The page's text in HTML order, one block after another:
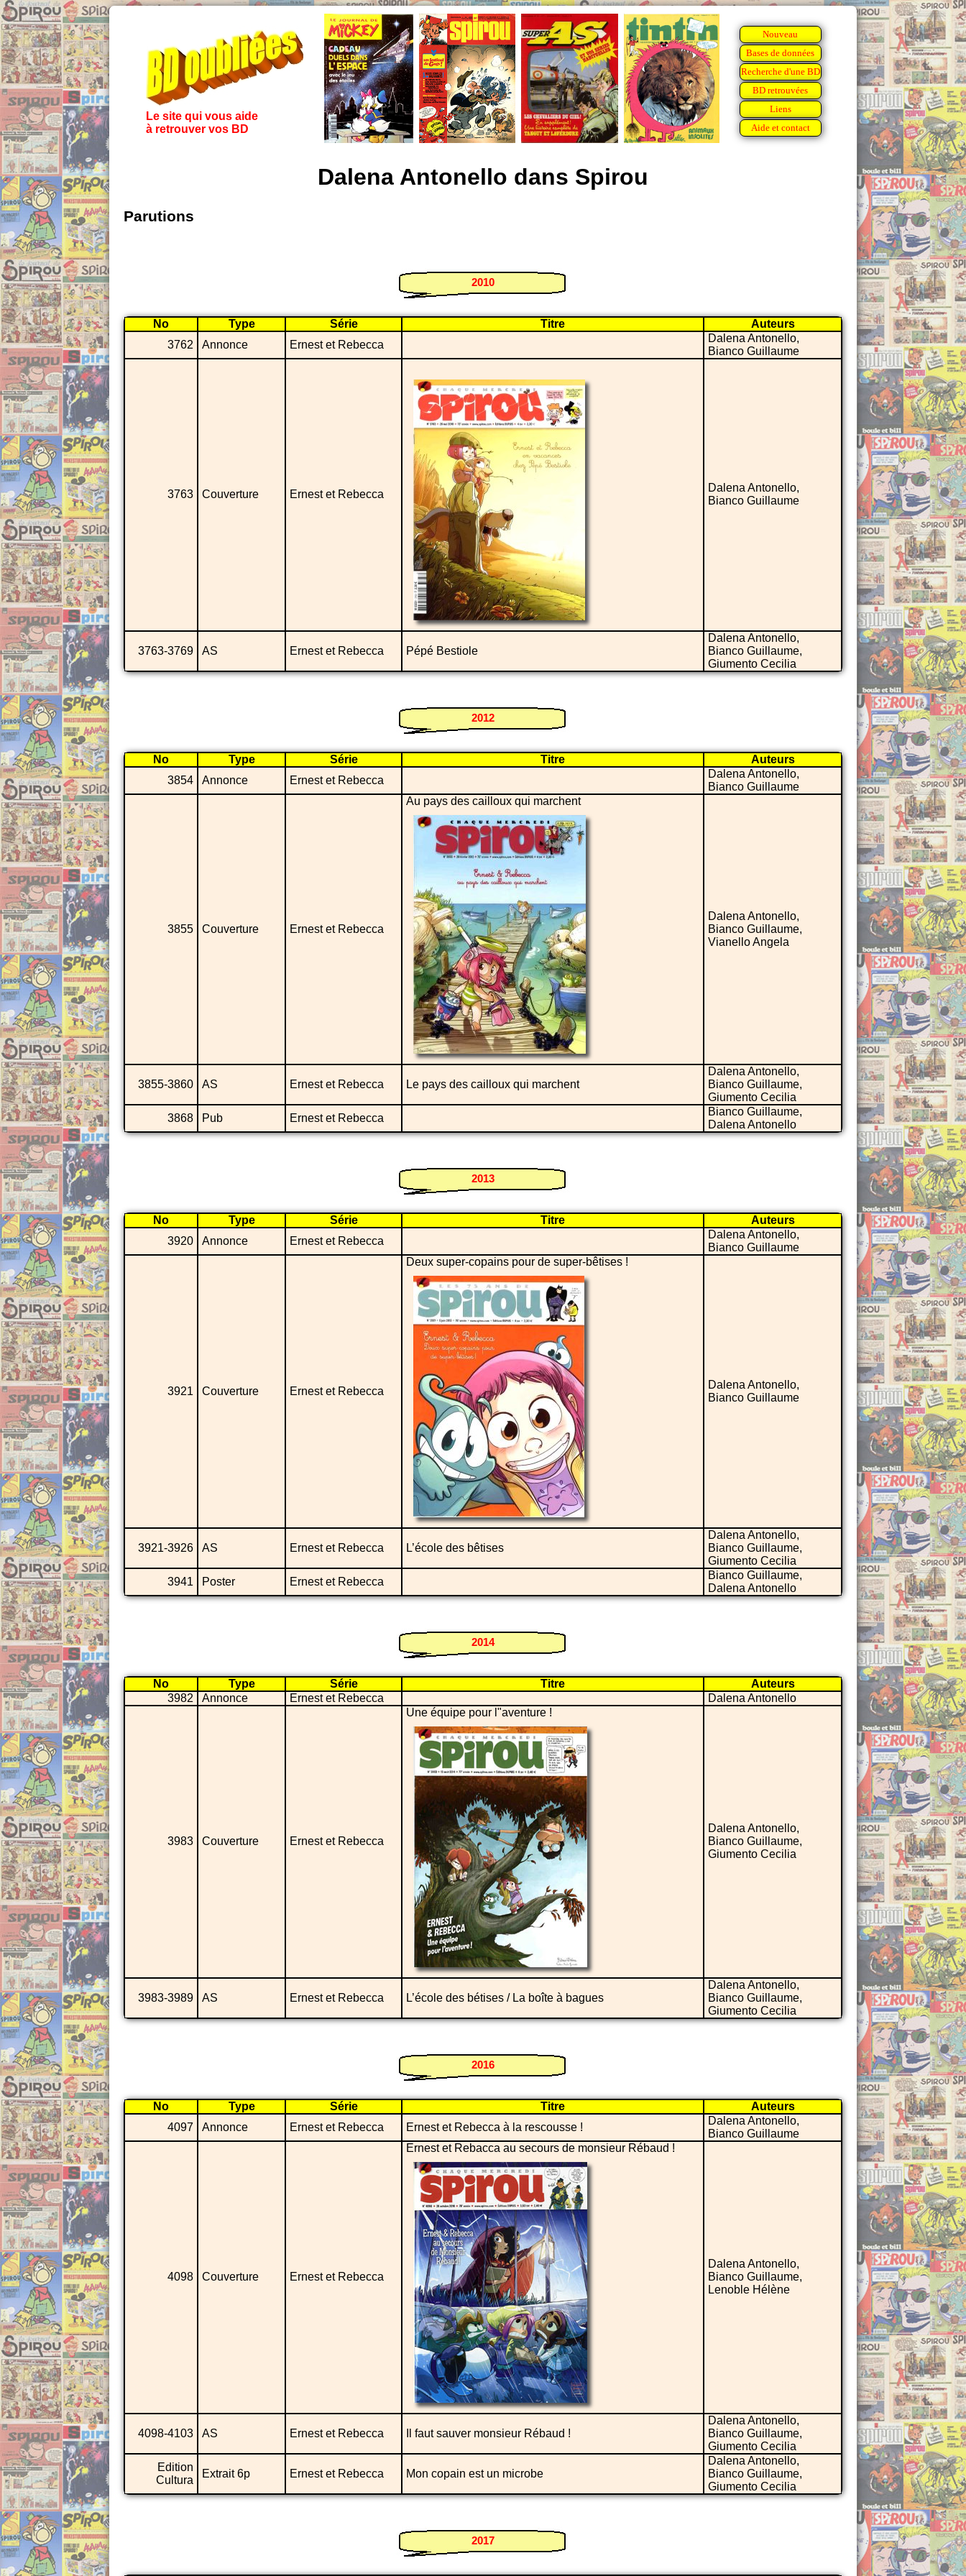
Le site qui vous aide
à retrouver vos BD
Nouveau
Bases de données
Recherche d'une BD
BD retrouvées
Liens
Aide et contact
Dalena Antonello dans Spirou
Parutions
2010
No Type Série Titre
Auteurs
3762
Annonce Ernest et Rebecca
Dalena Antonello,
Bianco Guillaume
3763 Couverture Ernest et Rebecca
Dalena Antonello,
Bianco Guillaume
3763-3769 AS Ernest et Rebecca Pépé Bestiole
Dalena Antonello,
Bianco Guillaume,
Giumento Cecilia
2012
No Type Série Titre
Auteurs
3854
Annonce Ernest et Rebecca
Dalena Antonello,
Bianco Guillaume
3855 Couverture Ernest et Rebecca
Au pays des cailloux qui marchent
Dalena Antonello,
Bianco Guillaume,
Vianello Angela
3855-3860 AS Ernest et Rebecca Le pays des cailloux qui marchent
Dalena Antonello,
Bianco Guillaume,
Giumento Cecilia
3868
Pub Ernest et Rebecca
Bianco Guillaume,
Dalena Antonello
2013
No Type Série Titre
Auteurs
3920
Annonce Ernest et Rebecca
Dalena Antonello,
Bianco Guillaume
3921 Couverture Ernest et Rebecca
Deux super-copains pour de super-bêtises !
Dalena Antonello,
Bianco Guillaume
3921-3926 AS Ernest et Rebecca L’école des bêtises
Dalena Antonello,
Bianco Guillaume,
Giumento Cecilia
3941
Poster Ernest et Rebecca
Bianco Guillaume,
Dalena Antonello
2014
No Type Série Titre
Auteurs
3982
Annonce Ernest et Rebecca Dalena Antonello
3983 Couverture Ernest et Rebecca
Une équipe pour l"aventure !
Dalena Antonello,
Bianco Guillaume,
Giumento Cecilia
3983-3989 AS Ernest et Rebecca L’école des bétises / La boîte à bagues
Dalena Antonello,
Bianco Guillaume,
Giumento Cecilia
2016
No Type Série Titre
Auteurs
4097
Annonce Ernest et Rebecca Ernest et Rebecca à la rescousse !
Dalena Antonello,
Bianco Guillaume
4098 Couverture Ernest et Rebecca
Ernest et Rebacca au secours de monsieur Rébaud !
Dalena Antonello,
Bianco Guillaume,
Lenoble Hélène
4098-4103 AS Ernest et Rebecca Il faut sauver monsieur Rébaud !
Dalena Antonello,
Bianco Guillaume,
Giumento Cecilia
Edition
Cultura
Extrait 6p Ernest et Rebecca Mon copain est un microbe
Dalena Antonello,
Bianco Guillaume,
Giumento Cecilia
2017